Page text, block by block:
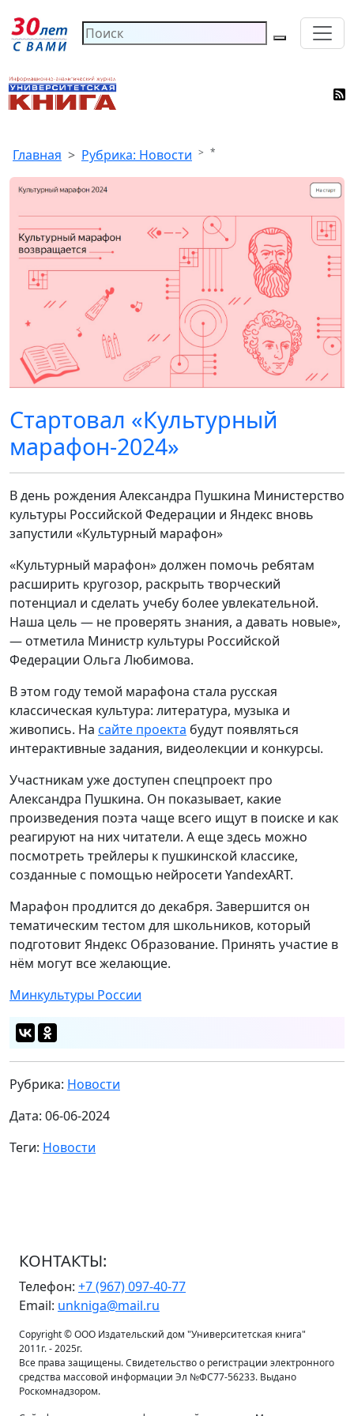
Главная Рубрика: Новости *
Стартовал «Культурный
марафон-2024»
В день рождения Александра Пушкина Министерство
культуры Российской Федерации и Яндекс вновь
запустили «Культурный марафон»
«Культурный марафон» должен помочь ребятам
расширить кругозор, раскрыть творческий
потенциал и сделать учебу более увлекательной.
Наша цель — не проверять знания, а давать новые»,
— отметила Министр культуры Российской
Федерации Ольга Любимова.
В этом году темой марафона стала русская
классическая культура: литература, музыка и
живопись. На сайте проекта будут появляться
интерактивные задания, видеолекции и конкурсы.
Участникам уже доступен спецпроект про
Александра Пушкина. Он показывает, какие
произведения поэта чаще всего ищут в поиске и как
реагируют на них читатели. А еще здесь можно
посмотреть трейлеры к пушкинской классике,
созданные с помощью нейросети YandexART.
Марафон продлится до декабря. Завершится он
тематическим тестом для школьников, который
подготовит Яндекс Образование. Принять участие в
нём могут все желающие.
Минкультуры России
Рубрика: Новости
Дата: 06-06-2024
Теги: Новости
КОНТАКТЫ:
Телефон: +7 (967) 097-40-77
Email: unkniga@mail.ru
Copyright © ООО Издательский дом "Университетская книга"
2011г. - 2025г.
Все права защищены. Свидетельство о регистрации электронного
средства массовой информации Эл №ФС77-56233. Выдано
Роскомнадзором.